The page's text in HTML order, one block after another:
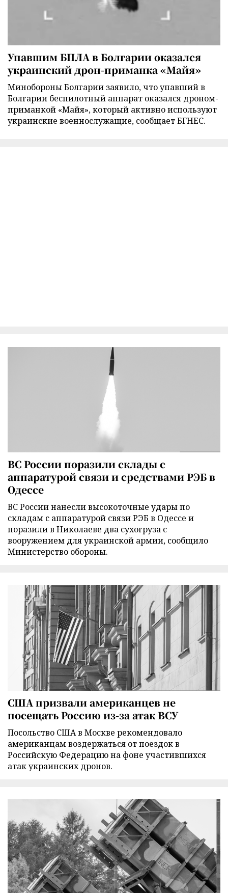
Упавшим БПЛА в Болгарии оказался
украинский дрон-приманка «Майя»
Минобороны Болгарии заявило, что упавший в
Болгарии беспилотный аппарат оказался дроном-
приманкой «Майя», который активно используют
украинские военнослужащие, сообщает БГНЕС.
ВС России поразили склады с
аппаратурой связи и средствами РЭБ в
Одессе
ВС России нанесли высокоточные удары по
складам с аппаратурой связи РЭБ в Одессе и
поразили в Николаеве два сухогруза с
вооружением для украинской армии, сообщило
Министерство обороны.
США призвали американцев не
посещать Россию из-за атак ВСУ
Посольство США в Москве рекомендовало
американцам воздержаться от поездок в
Российскую Федерацию на фоне участившихся
атак украинских дронов.